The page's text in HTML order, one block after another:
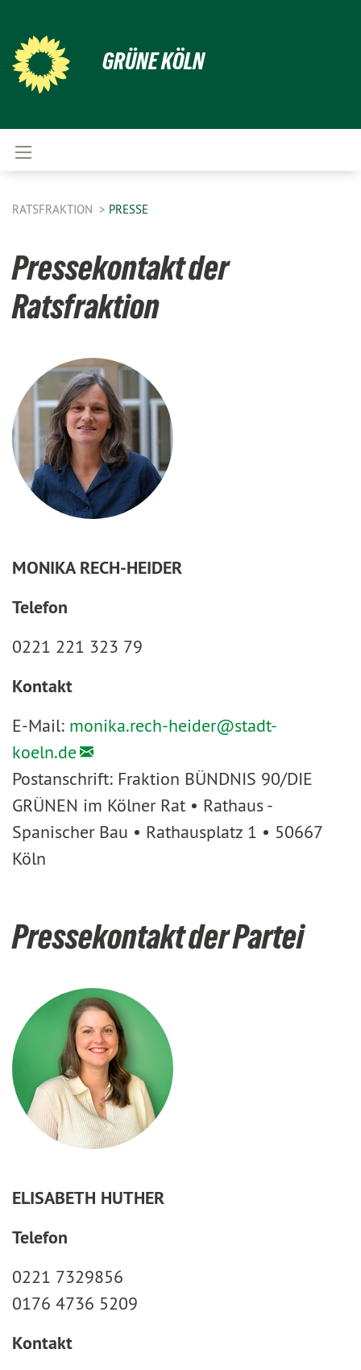
GRÜNE KÖLN
RATSFRAKTION PRESSE
Pressekontakt der
Ratsfraktion
MONIKA RECH-HEIDER
Telefon
0221 221 323 79
Kontakt
E-Mail: monika.rech-heider@stadt-
koeln.de
Postanschrift: Fraktion BÜNDNIS 90/DIE
GRÜNEN im Kölner Rat • Rathaus -
Spanischer Bau • Rathausplatz 1 • 50667
Köln
Pressekontakt der Partei
ELISABETH HUTHER
Telefon
0221 7329856
0176 4736 5209
Kontakt